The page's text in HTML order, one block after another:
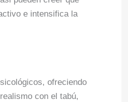
e intensifica la
ofreciendo
con el tabú,